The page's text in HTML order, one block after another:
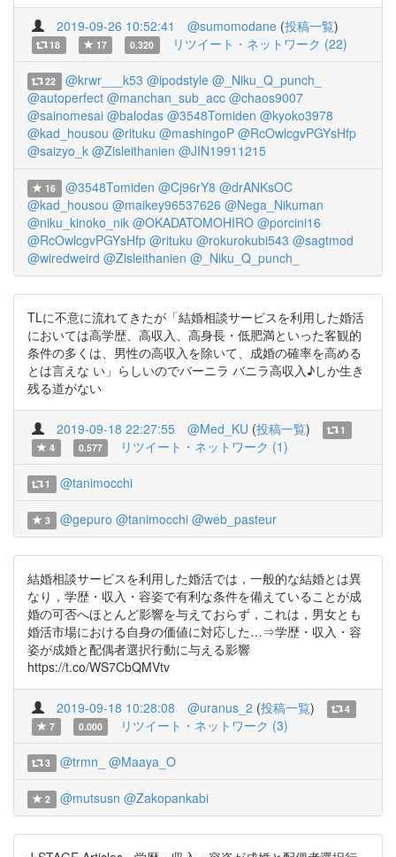
2019-09-26 10:52:41 @sumomodane (投稿一覧)
18 17 0.320 リツイート・ネットワーク (22)
22 @krwr___k53 @ipodstyle @_Niku_Q_punch_
@autoperfect @manchan_sub_acc @chaos9007
@sainomesai @balodas @3548Tomiden @kyoko3978
@kad_housou @rituku @mashingoP @RcOwlcgvPGYsHfp
@saizyo_k @Zisleithanien @JIN19911215
16 @3548Tomiden @Cj96rY8 @drANKsOC
@kad_housou @maikey96537626 @Nega_Nikuman
@niku_kinoko_nik @OKADATOMOHIRO @porcini16
@RcOwlcgvPGYsHfp @rituku @rokurokubi543 @sagtmod
@wiredweird @Zisleithanien @_Niku_Q_punch_
TLに不意に流れてきたが「結婚相談サービスを利用した婚活
においては高学歴、高収入、高身長・低肥満といった客観的
条件の多くは、男性の高収入を除いて、成婚の確率を高める
とは言えな い」らしいのでバーニラ バニラ高収入♪しか生き
残る道がない
2019-09-18 22:27:55 @Med_KU (投稿一覧)
1
4
0.577 リツイート・ネットワーク (1)
1 @tanimocchi
3 @gepuro @tanimocchi @web_pasteur
結婚相談サービスを利用した婚活では，一般的な結婚とは異
なり，学歴・収入・容姿で有利な条件を備えていることが成
婚の可否へほとんど影響を与えておらず，これは，男女とも
婚活市場における自身の価値に対応した…⇒学歴・収入・容
姿が成婚と配偶者選択行動に与える影響
https://t.co/WS7CbQMVtv
2019-09-18 10:28:08 @uranus_2 (投稿一覧)
4
7
0.000 リツイート・ネットワーク (3)
3 @trmn_ @Maaya_O
2 @mutsusn @Zakopankabi